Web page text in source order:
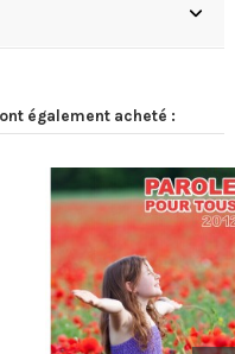
également acheté :